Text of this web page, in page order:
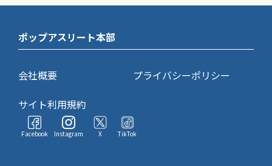
ポップアスリート本部
会社概要
プライバシーポリシー
サイト利用規約
Facebook Instagram X TikTok